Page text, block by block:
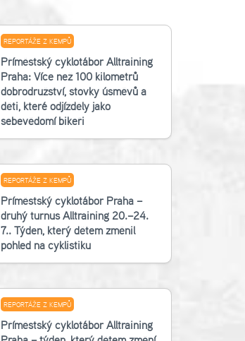
REPORTÁŽE Z KEMPŮ
Příměstský cyklotábor Alltraining
Praha: Více než 100 kilometrů
dobrodružství, stovky úsměvů a
děti, které odjížděly jako
sebevědomí bikeři
REPORTÁŽE Z KEMPŮ
Příměstský cyklotábor Praha –
druhý turnus Alltraining 20.–24.
7.. Týden, který dětem změnil
pohled na cyklistiku
REPORTÁŽE Z KEMPŮ
Příměstský cyklotábor Alltraining